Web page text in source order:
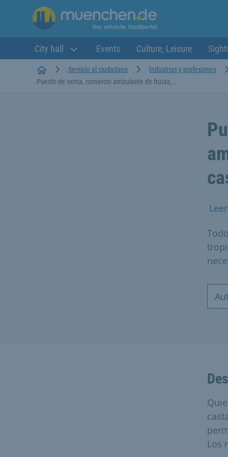
City hall Events Culture, Leisure
StartseiteServicio al ciudadano Industrias y profesiones
Puesto de venta, comercio ambulante de frutas,...
Los